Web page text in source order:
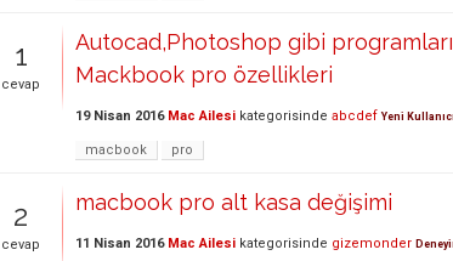
1
cevap
Autocad,Photoshop gibi programları
Mackbook pro özellikleri
19 Nisan 2016 Mac Ailesi kategorisinde abcdef Yeni Kullanıcı
macbook pro
2
cevap
macbook pro alt kasa değişimi
11 Nisan 2016 Mac Ailesi kategorisinde gizemonder